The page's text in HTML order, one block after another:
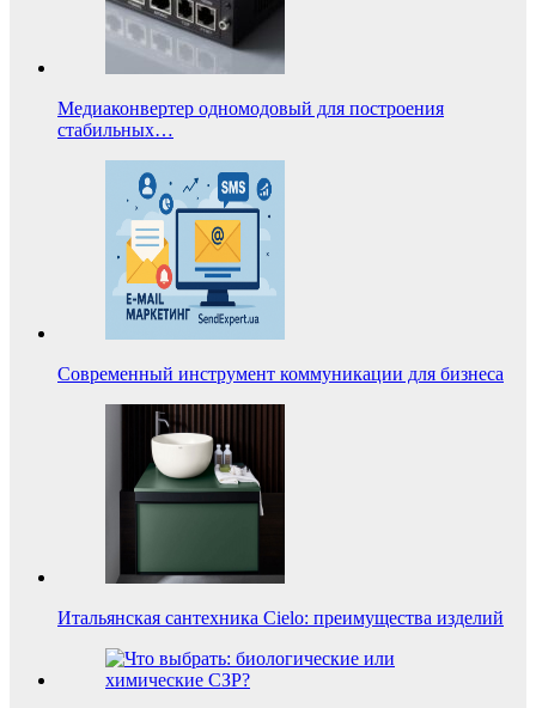
Медиаконвертер одномодовый для построения
стабильных…
Современный инструмент коммуникации для бизнеса
Итальянская сантехника Cielo: преимущества изделий